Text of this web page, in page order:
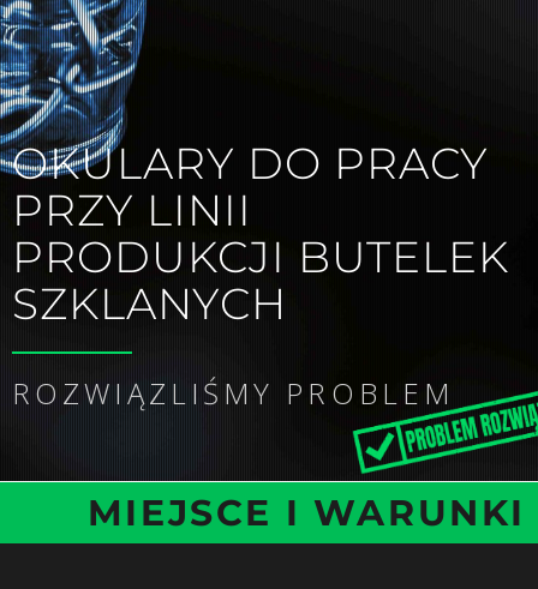
OKULARY DO PRACY
PRZY LINII
PRODUKCJI BUTELEK
SZKLANYCH
ROZWIĄZLIŚMY PROBLEM
MIEJSCE I WARUNKI